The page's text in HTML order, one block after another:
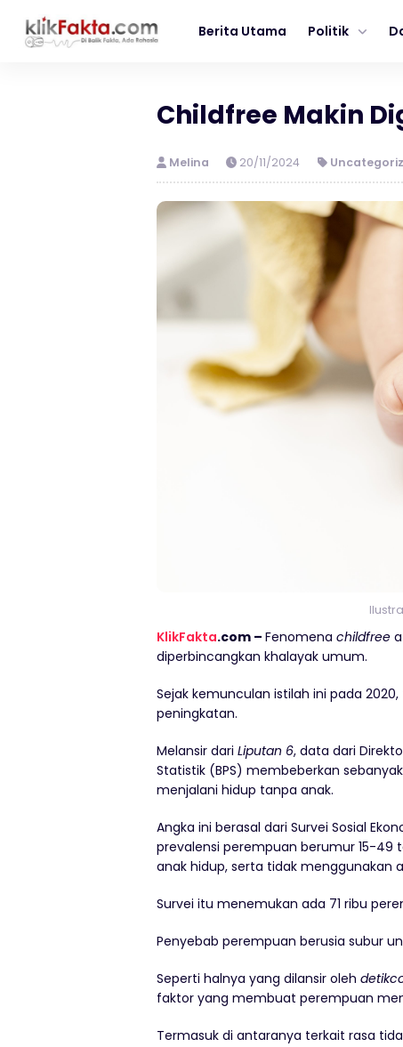
Berita Utama Politik
Childfree Makin
Melina 20/11/2024
KlikFakta.com – Fenomena childfree
diperbincangkan khalayak umum.
Sejak kemunculan istilah ini pada
peningkatan.
Melansir dari Liputan 6, data dari
Statistik (BPS) membeberkan
menjalani hidup tanpa anak.
Angka ini berasal dari Survei Sosial
prevalensi perempuan berumur 15-
anak hidup, serta tidak menggunakan
Survei itu menemukan ada 71 ribu
Penyebab perempuan berusia subur
Seperti halnya yang dilansir oleh
faktor yang membuat perempuan
Termasuk di antaranya terkait rasa